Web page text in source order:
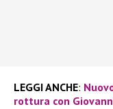
LEGGI ANCHE:
rottura con